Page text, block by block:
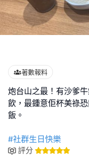
著數報料
炮台山之最！有沙爹
飲，最鍾意佢杯美祿
飯。
#社群生日快樂
評分